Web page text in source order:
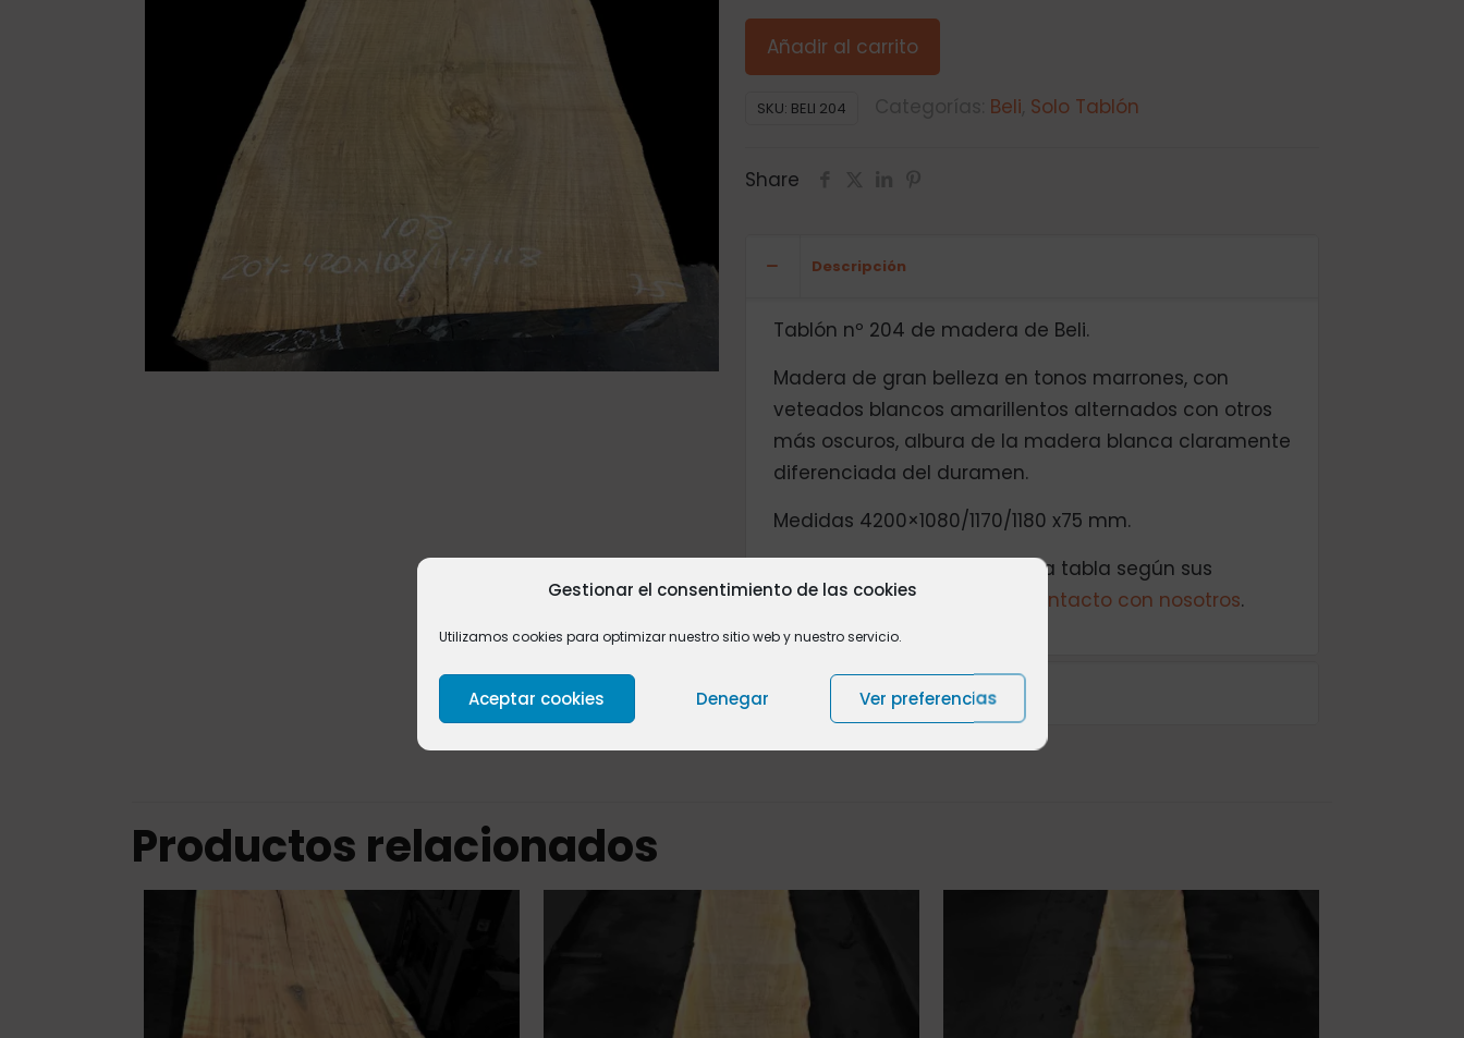
Gestionar el consentimiento de las cookies
Utilizamos cookies para optimizar nuestro sitio web y nuestro servicio.
Aceptar cookies Denegar Ver preferencias
Añadir al carrito
SKU: BELI 204 Beli Solo Tablón
Share
Descripción
Tablón nº 204 de madera de Beli.
Madera de gran belleza en tonos marrones, con
veteados blancos amarillentos alternados con otros
más oscuros, albura de la madera blanca claramente
diferenciada del duramen.
Medidas 4200×1080/1170/1180 x75 mm.
Podemos cortar el largo de la tabla según sus
necesidades,póngase en contacto con nosotros.
Valoraciones0
Productos relacionados